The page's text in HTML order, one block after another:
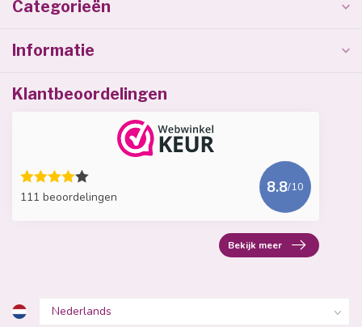
Categorieën
Informatie
Klantbeoordelingen
111 beoordelingen
8.8/10
Bekijk meer